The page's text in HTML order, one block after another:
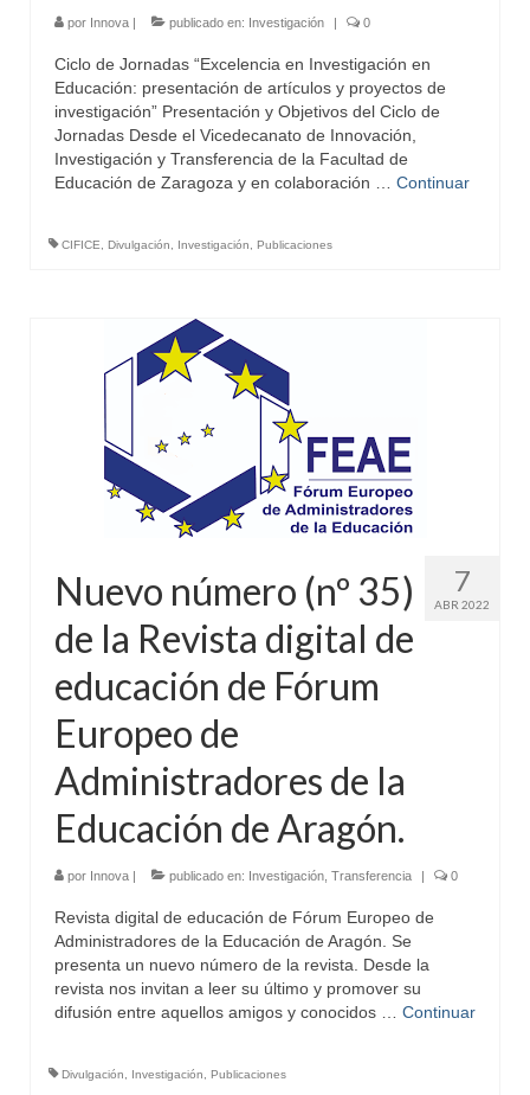
por Innova publicado en: Investigación 0
Ciclo de Jornadas “Excelencia en Investigación en
Educación: presentación de artículos y proyectos de
investigación” Presentación y Objetivos del Ciclo de
Jornadas Desde el Vicedecanato de Innovación,
Investigación y Transferencia de la Facultad de
Educación de Zaragoza y en colaboración … Continuar
CIFICE, Divulgación, Investigación, Publicaciones
7
ABR 2022
Nuevo número (nº 35)
de la Revista digital de
educación de Fórum
Europeo de
Administradores de la
Educación de Aragón.
por Innova publicado en: Investigación Transferencia 0
Revista digital de educación de Fórum Europeo de
Administradores de la Educación de Aragón. Se
presenta un nuevo número de la revista. Desde la
revista nos invitan a leer su último y promover su
difusión entre aquellos amigos y conocidos … Continuar
Divulgación, Investigación, Publicaciones